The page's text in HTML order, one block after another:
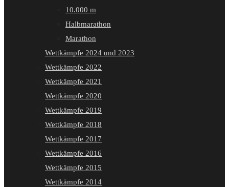
10.000 m
Halbmarathon
Marathon
Wettkämpfe 2024 und 2023
Wettkämpfe 2022
Wettkämpfe 2021
Wettkämpfe 2020
Wettkämpfe 2019
Wettkämpfe 2018
Wettkämpfe 2017
Wettkämpfe 2016
Wettkämpfe 2015
Wettkämpfe 2014